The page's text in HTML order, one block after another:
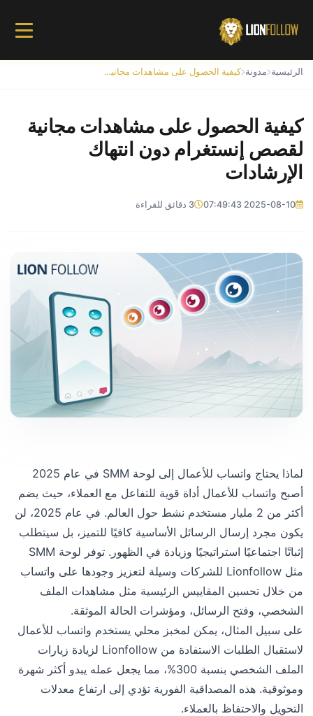
الرئيسية مدونة كيفية الحصول على مشاهدات مجانية لقصص إنستغرام دون انتهاك الإرشادات
كيفية الحصول على مشاهدات مجانية
لقصص إنستغرام دون انتهاك
الإرشادات
2025-08-10 07:49:43 3 دقائق للقراءة
لماذا يحتاج واتساب للأعمال إلى لوحة SMM في عام 2025
أصبح واتساب للأعمال أداة قوية للتفاعل مع العملاء، حيث يضم
أكثر من 2 مليار مستخدم نشط حول العالم. في عام 2025، لن
يكون مجرد إرسال الرسائل الأساسية كافيًا للتميز، بل سيتطلب
إثباتًا اجتماعيًا استراتيجيًا وزيادة في الظهور. توفر لوحة SMM
مثل Lionfollow للشركات وسيلة لتعزيز وجودها على واتساب
من خلال تحسين المقاييس الرئيسية مثل مشاهدات الملف
الشخصي، وفتح الرسائل، ومؤشرات الحالة الموثقة.
على سبيل المثال، يمكن لمخبز محلي يستخدم واتساب للأعمال
لاستقبال الطلبات الاستفادة من Lionfollow لزيادة زيارات
الملف الشخصي بنسبة 300%، مما يجعل عمله يبدو أكثر شهرة
وموثوقية. هذه المصداقية الفورية تؤدي إلى ارتفاع معدلات
التحويل والاحتفاظ بالعملاء.